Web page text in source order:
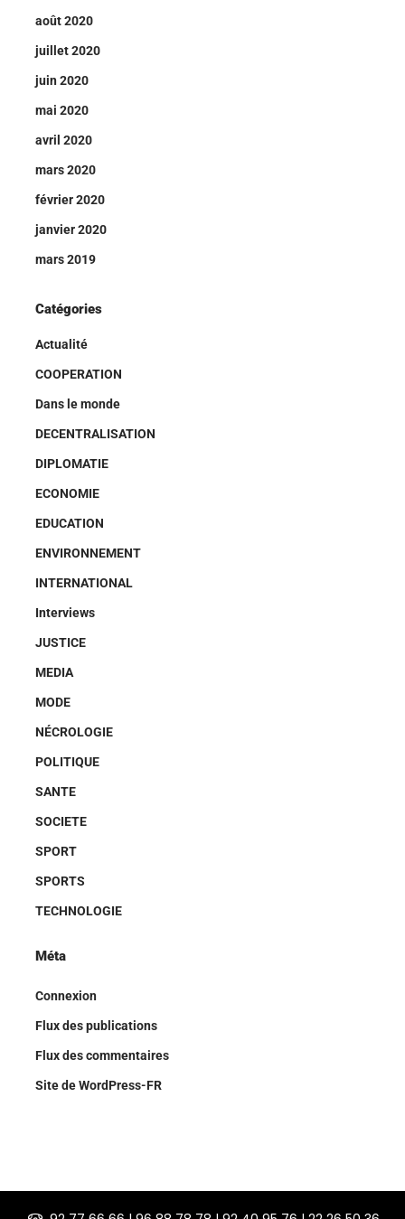
août 2020
juillet 2020
juin 2020
mai 2020
avril 2020
mars 2020
février 2020
janvier 2020
mars 2019
Catégories
Actualité
COOPERATION
Dans le monde
DECENTRALISATION
DIPLOMATIE
ECONOMIE
EDUCATION
ENVIRONNEMENT
INTERNATIONAL
Interviews
JUSTICE
MEDIA
MODE
NÉCROLOGIE
POLITIQUE
SANTE
SOCIETE
SPORT
SPORTS
TECHNOLOGIE
Méta
Connexion
Flux des publications
Flux des commentaires
Site de WordPress-FR